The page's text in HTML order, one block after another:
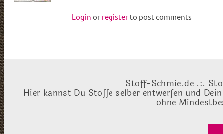
Login or registerto post comments
Stoff-Schmie.de .:.
Hier kannst Du Stoffe selber entwerfen und
ohne